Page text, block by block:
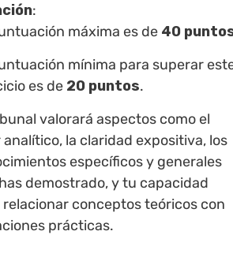
:
máxima es de 40
mínima para superar
es de 20 puntos.
valorará aspectos como el
analítico, la claridad expositiva, los
específicos y generales
demostrado, y tu capacidad
relacionar conceptos teóricos con
prácticas.